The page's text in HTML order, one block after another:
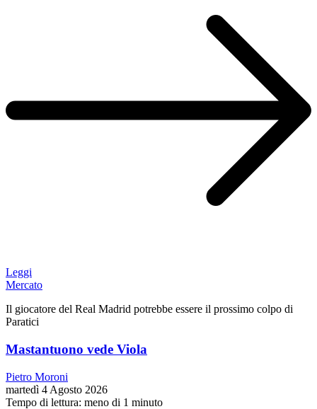
Leggi
Mercato
Il giocatore del Real Madrid potrebbe essere il prossimo colpo di
Paratici
Mastantuono vede Viola
Pietro Moroni
martedì 4 Agosto 2026
Tempo di lettura: meno di 1 minuto